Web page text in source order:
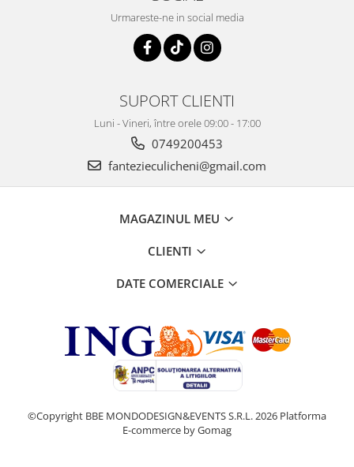
Urmareste-ne in social media
SUPORT CLIENTI
Luni - Vineri, între orele 09:00 - 17:00
0749200453
fantezieculicheni@gmail.com
MAGAZINUL MEU
CLIENTI
DATE COMERCIALE
©Copyright BBE MONDODESIGN&EVENTS S.R.L. 2026 Platforma
E-commerce by Gomag